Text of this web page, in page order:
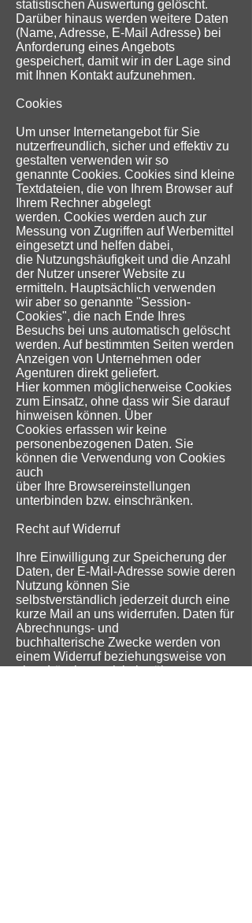
statistischen Auswertung gelöscht.
Darüber hinaus werden weitere Daten
(Name, Adresse, E-Mail Adresse) bei
Anforderung eines Angebots
gespeichert, damit wir in der Lage sind
mit Ihnen Kontakt aufzunehmen.
Cookies
Um unser Internetangebot für Sie
nutzerfreundlich, sicher und effektiv zu
gestalten verwenden wir so
genannte Cookies. Cookies sind kleine
Textdateien, die von Ihrem Browser auf
Ihrem Rechner abgelegt
werden. Cookies werden auch zur
Messung von Zugriffen auf Werbemittel
eingesetzt und helfen dabei,
die Nutzungshäufigkeit und die Anzahl
der Nutzer unserer Website zu
ermitteln. Hauptsächlich verwenden
wir aber so genannte "Session-
Cookies", die nach Ende Ihres
Besuchs bei uns automatisch gelöscht
werden. Auf bestimmten Seiten werden
Anzeigen von Unternehmen oder
Agenturen direkt geliefert.
Hier kommen möglicherweise Cookies
zum Einsatz, ohne dass wir Sie darauf
hinweisen können. Über
Cookies erfassen wir keine
personenbezogenen Daten. Sie
können die Verwendung von Cookies
auch
über Ihre Browsereinstellungen
unterbinden bzw. einschränken.
Recht auf Widerruf
Ihre Einwilligung zur Speicherung der
Daten, der E-Mail-Adresse sowie deren
Nutzung können Sie
selbstverständlich jederzeit durch eine
kurze Mail an uns widerrufen. Daten für
Abrechnungs- und
buchhalterische Zwecke werden von
einem Widerruf beziehungsweise von
einer Löschung nicht berührt.